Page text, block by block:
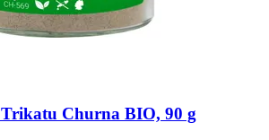
Trikatu Churna BIO, 90 g